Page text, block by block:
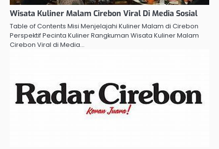
Wisata Kuliner Malam Cirebon Viral Di Media Sosial
Table of Contents Misi Menjelajahi Kuliner Malam di Cirebon
Perspektif Pecinta Kuliner Rangkuman Wisata Kuliner Malam
Cirebon Viral di Media…